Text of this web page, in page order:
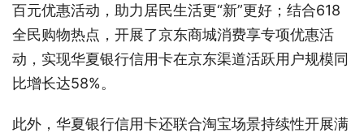
百元优惠活动，助力居民生活更“新”更好；结合618
全民购物热点，开展了京东商城消费享专项优惠活
动，实现华夏银行信用卡在京东渠道活跃用户规模同
比增长达58%。
此外，华夏银行信用卡还联合淘宝场景持续性开展满